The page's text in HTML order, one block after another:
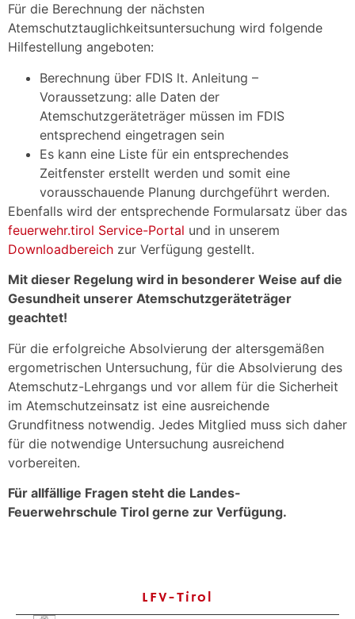
Für die Berechnung der nächsten
Atemschutztauglichkeitsuntersuchung wird folgende
Hilfestellung angeboten:
Berechnung über FDIS lt. Anleitung –
Voraussetzung: alle Daten der
Atemschutzgeräteträger müssen im FDIS
entsprechend eingetragen sein
Es kann eine Liste für ein entsprechendes
Zeitfenster erstellt werden und somit eine
vorausschauende Planung durchgeführt werden.
Ebenfalls wird der entsprechende Formularsatz über das
feuerwehr.tirol Service-Portal und in unserem
Downloadbereich zur Verfügung gestellt.
Mit dieser Regelung wird in besonderer Weise auf die
Gesundheit unserer Atemschutzgeräteträger
geachtet!
Für die erfolgreiche Absolvierung der altersgemäßen
ergometrischen Untersuchung, für die Absolvierung des
Atemschutz-Lehrgangs und vor allem für die Sicherheit
im Atemschutzeinsatz ist eine ausreichende
Grundfitness notwendig. Jedes Mitglied muss sich daher
für die notwendige Untersuchung ausreichend
vorbereiten.
Für allfällige Fragen steht die Landes-
Feuerwehrschule Tirol gerne zur Verfügung.
LFV-Tirol